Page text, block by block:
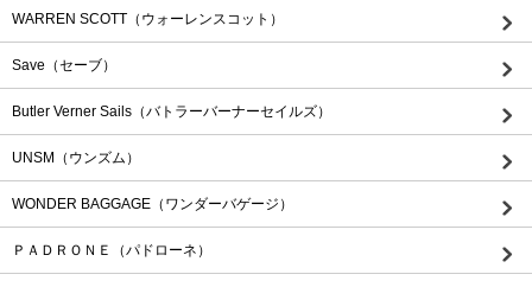
WARREN SCOTT（ウォーレンスコット）
Save（セーブ）
Butler Verner Sails（バトラーバーナーセイルズ）
UNSM（ウンズム）
WONDER BAGGAGE（ワンダーバゲージ）
ＰＡＤＲＯＮＥ（パドローネ）